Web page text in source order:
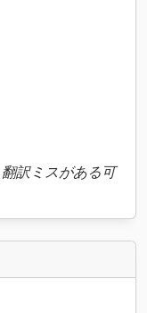
訳ミスがある可